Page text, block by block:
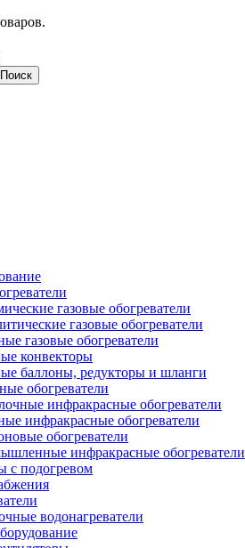
газовые обогреватели
газовые обогреватели
газовые обогреватели
конвекторы
баллоны, редукторы и шланги
обогреватели
инфракрасные обогреватели
инфракрасные обогреватели
обогреватели
инфракрасные обогреватели
с подогревом
водонагреватели